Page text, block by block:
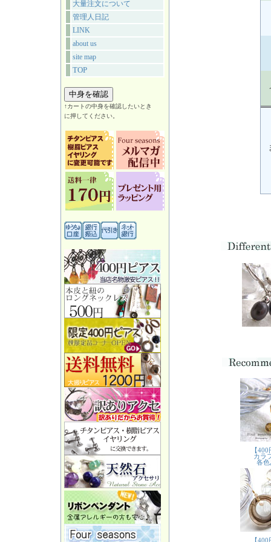
大量注文について
管理人日記
LINK
about us
site map
TOP
↑カートの中身を確認したいとき
に押してください。